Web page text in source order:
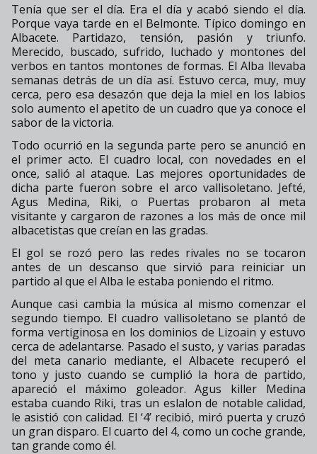
Tenía que ser el día. Era el día y acabó siendo el día.
Porque vaya tarde en el Belmonte. Típico domingo en
Albacete. Partidazo, tensión, pasión y triunfo.
Merecido, buscado, sufrido, luchado y montones del
verbos en tantos montones de formas. El Alba llevaba
semanas detrás de un día así. Estuvo cerca, muy, muy
cerca, pero esa desazón que deja la miel en los labios
solo aumento el apetito de un cuadro que ya conoce el
sabor de la victoria.
Todo ocurrió en la segunda parte pero se anunció en
el primer acto. El cuadro local, con novedades en el
once, salió al ataque. Las mejores oportunidades de
dicha parte fueron sobre el arco vallisoletano. Jefté,
Agus Medina, Riki, o Puertas probaron al meta
visitante y cargaron de razones a los más de once mil
albacetistas que creían en las gradas.
El gol se rozó pero las redes rivales no se tocaron
antes de un descanso que sirvió para reiniciar un
partido al que el Alba le estaba poniendo el ritmo.
Aunque casi cambia la música al mismo comenzar el
segundo tiempo. El cuadro vallisoletano se plantó de
forma vertiginosa en los dominios de Lizoain y estuvo
cerca de adelantarse. Pasado el susto, y varias paradas
del meta canario mediante, el Albacete recuperó el
tono y justo cuando se cumplió la hora de partido,
apareció el máximo goleador. Agus killer Medina
estaba cuando Riki, tras un eslalon de notable calidad,
le asistió con calidad. El ‘4’ recibió, miró puerta y cruzó
un gran disparo. El cuarto del 4, como un coche grande,
tan grande como él.